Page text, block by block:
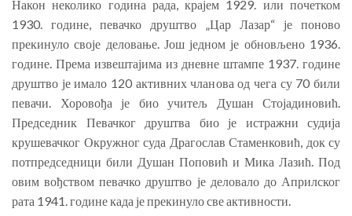
Након неколико година рада, крајем 1929. или почетком
1930. године, певачко друштво „Цар Лазар“ је поново
прекинуло своје деловање. Још једном је обновљено 1936.
године. Према извештајима из дневне штампе 1937. године
друштво је имало 120 активних чланова од чега су 70 били
певачи. Хоровођа је био учитељ Душан Стојадиновић.
Председник Певачког друштва био је истражни судија
крушевачког Окружног суда Драгослав Стаменковић, док су
потпредседници били Душан Поповић и Мика Лазић. Под
овим вођством певачко друштво је деловало до Априлског
рата 1941. године када је прекинуло све активности.